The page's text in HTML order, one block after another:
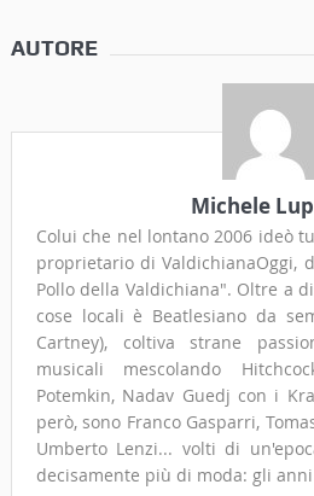
AUTORE
Michele
Colui che nel lontano 2006 ideò
proprietario di ValdichianaOggi,
Pollo della Valdichiana". Oltre a
cose locali è Beatlesiano da
Cartney), coltiva strane
musicali mescolando
Potemkin, Nadav Guedj con i
però, sono Franco Gasparri,
Umberto Lenzi... volti di
decisamente più di moda: gli